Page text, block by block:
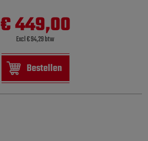
€ 449,00
Excl € 94,29 btw
Bestellen